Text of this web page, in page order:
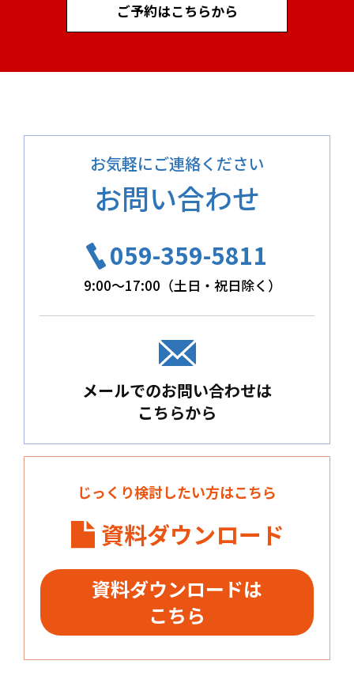
ご予約はこちらから
お気軽にご連絡ください
お問い合わせ
059-359-5811
9:00～17:00（土日・祝日除く）
メールでのお問い合わせは
こちらから
じっくり検討したい方はこちら
資料ダウンロード
資料ダウンロードは
こちら